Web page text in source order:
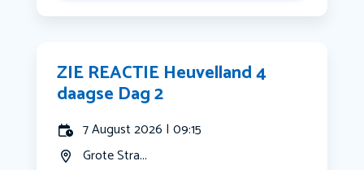
ZIE REACTIE Heuvelland 4
daagse Dag 2
7 August 2026 | 09:15
Grote Stra...